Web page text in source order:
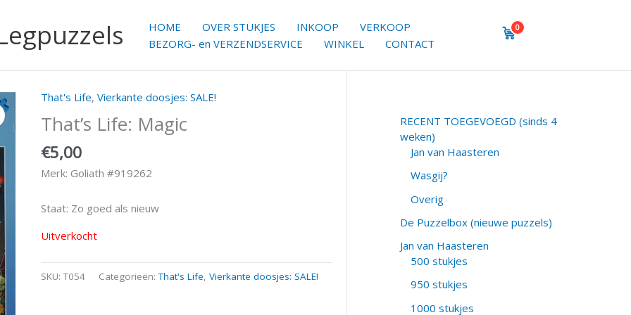
HOME OVER STUKJES INKOOP
VERKOOP
BEZORG- en VERZENDSERVICE
WINKEL CONTACT
0
That's Life, Vierkante doosjes: SALE!
That’s Life: Magic
€5,00
Merk: Goliath #919262
Staat: Zo goed als nieuw
Uitverkocht
SKU: T054 Categorieën:That's Life, Vierkante doosjes: SALE!
RECENT TOEGEVOEGD (sinds 4
weken)
Jan van Haasteren
Wasgij?
Overig
De Puzzelbox (nieuwe puzzels)
Jan van Haasteren
500 stukjes
950 stukjes
1000 stukjes